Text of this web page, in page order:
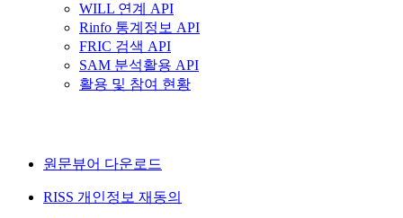
WILL 연계 API
Rinfo 통계정보 API
FRIC 검색 API
SAM 분석활용 API
활용 및 참여 현황
원문뷰어 다운로드
RISS 개인정보 재동의